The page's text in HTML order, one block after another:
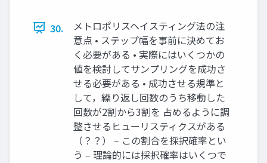
30.
メトロポリスヘイスティング法の注
意点 • ステップ幅を事前に決めてお
く必要がある • 実際にはいくつかの
値を検討してサンプリングを成功さ
せる必要がある • 成功させる規準と
して，繰り返し回数のうち移動した
回数が2割から3割を 占めるように調
整させるヒューリスティクスがある
（？？） ‒ この割合を採択確率とい
う ‒ 理論的には採択確率はいくつで